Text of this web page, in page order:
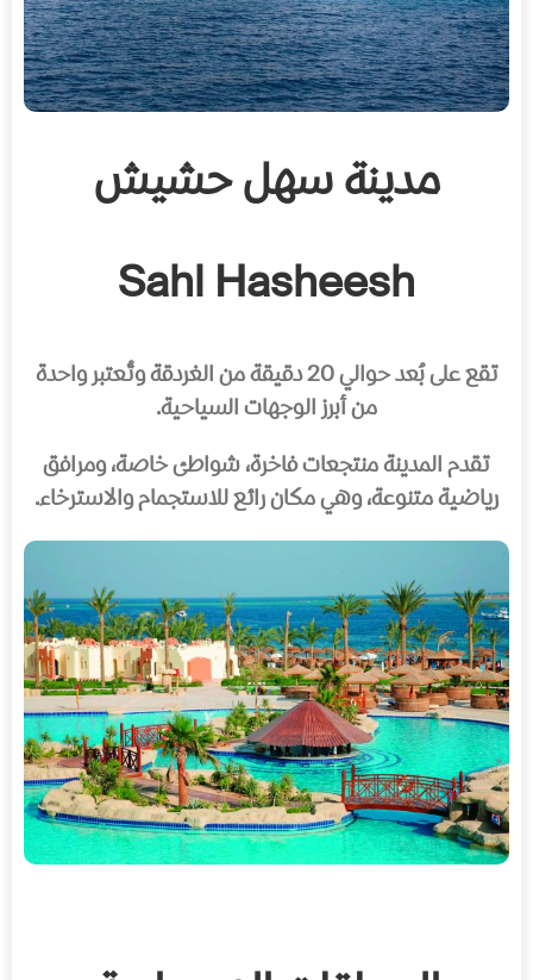
مدينة سهل حشيش
Sahl Hasheesh
تقع على بُعد حوالي 20 دقيقة من الغردقة وتُعتبر واحدة
من أبرز الوجهات السياحية.
تقدم المدينة منتجعات فاخرة، شواطئ خاصة، ومرافق
رياضية متنوعة، وهي مكان رائع للاستجمام والاسترخاء.